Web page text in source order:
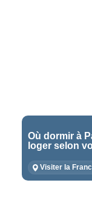
Où dormir à
loger selon
Visiter la